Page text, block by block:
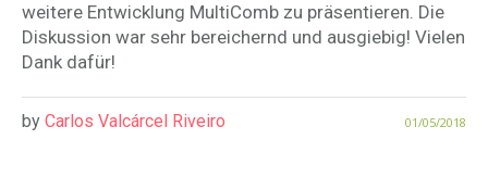
weitere Entwicklung MultiComb zu präsentieren. Die
Diskussion war sehr bereichernd und ausgiebig! Vielen
Dank dafür!
01/05/2018
by Carlos Valcárcel Riveiro